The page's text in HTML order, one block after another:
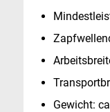
Gewicht: